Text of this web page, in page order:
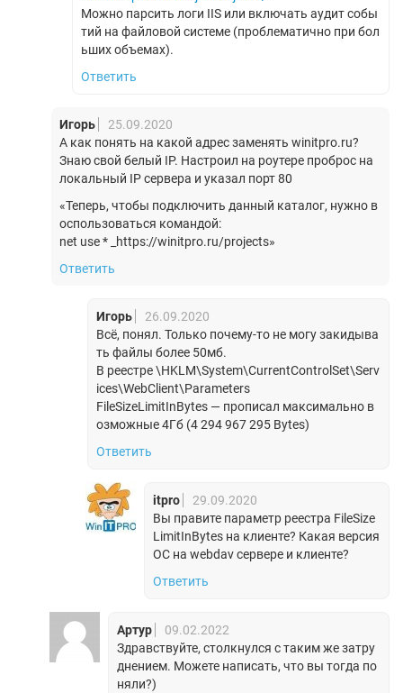
Можно парсить логи IIS или включать аудит собы
тий на файловой системе (проблематично при бол
ьших объемах).
Ответить
Игорь
25.09.2020
А как понять на какой адрес заменять winitpro.ru?
Знаю свой белый IP. Настроил на роутере проброс на
локальный IP сервера и указал порт 80
«Теперь, чтобы подключить данный каталог, нужно в
оспользоваться командой:
net use * _https://winitpro.ru/projects»
Ответить
Игорь
26.09.2020
Всё, понял. Только почему-то не могу закидыва
ть файлы более 50мб.
В реестре \HKLM\System\CurrentControlSet\Serv
ices\WebClient\Parameters
FileSizeLimitInBytes — прописал максимально в
озможные 4Гб (4 294 967 295 Bytes)
Ответить
itpro
29.09.2020
Вы правите параметр реестра FileSize
LimitInBytes на клиенте? Какая версия
ОС на webdav сервере и клиенте?
Ответить
Артур
09.02.2022
Здравствуйте, столкнулся с таким же затру
днением. Можете написать, что вы тогда по
няли?)